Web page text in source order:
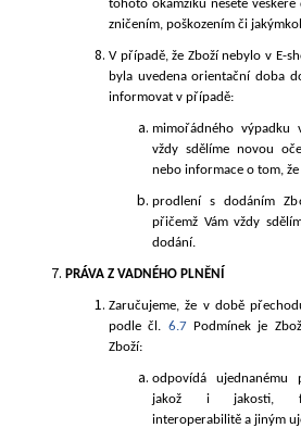
tohoto okamžiku nesete veškeré
zničením, poškozením či
V případě, že Zboží nebylo v E-
byla uvedena orientační doba
informovat v případě:
mimořádného výpadku
vždy sdělíme novou
nebo informace o tom,
prodlení s dodáním
přičemž Vám vždy
dodání.
PRÁVA Z VADNÉHO PLNĚNÍ
Zaručujeme, že v době
podle čl. 6.7Podmínek je
Zboží:
odpovídá ujednanému
jakož i jakosti,
interoperabilitě a jiným